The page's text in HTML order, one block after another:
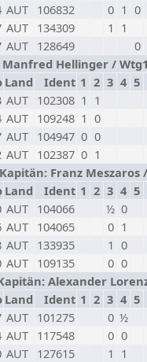
AUT 106832 0 1 0
AUT 134309 1 1
AUT 128649 0
Hellinger /
Land Ident 1 2 3 4 5
AUT 102308 1 1
AUT 109248 1 0
AUT 104947 0 0
AUT 102387 0 1
Franz Meszaros
Land Ident 1 2 3 4 5
AUT 104066 ½ 0
AUT 104065 0 1
AUT 133935 1 0
AUT 109135 0 0
Alexander
Land Ident 1 2 3 4 5
AUT 101275 0 ½
AUT 117548 0 0
AUT 127615 1 1